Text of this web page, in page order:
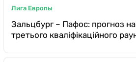
Лига Европы
Зальцбург – Пафос: прогноз
третього кваліфікаційного